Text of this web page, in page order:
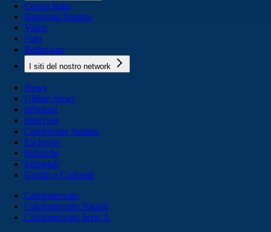
Coppa Italia
Rassegna Stampa
Video
Foto
Redazione
I siti del nostro network
News
Ultime News
Infortuni
Interviste
Conferenze Stampa
Esclusive
Rubriche
Editoriali
Gossip e Curiosità
Calciomercato
Calciomercato Napoli
Calciomercato Serie A